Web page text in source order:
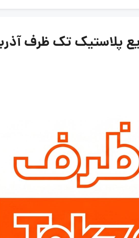
تک ظرف آذربایجان | ۱۰